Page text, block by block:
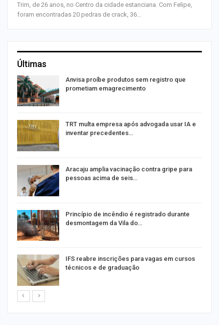
Trim, de 26 anos, no Centro da cidade estanciana. Com Felipe,
foram encontradas 20 pedras de crack, 36…
Últimas
Anvisa proíbe produtos sem registro que
prometiam emagrecimento
TRT multa empresa após advogada usar IA e
inventar precedentes…
Aracaju amplia vacinação contra gripe para
pessoas acima de seis…
Princípio de incêndio é registrado durante
desmontagem da Vila do…
IFS reabre inscrições para vagas em cursos
técnicos e de graduação